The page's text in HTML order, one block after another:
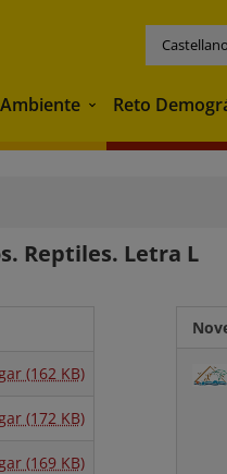
Castellano
Medio Ambiente
Reto
Reptiles. Letra L
(162 KB)
(172 KB)
(169 KB)